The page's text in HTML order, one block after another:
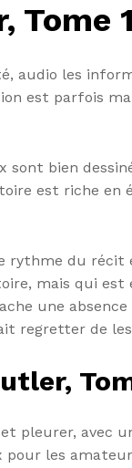
Tome
audio les
est parfois
sont bien
est riche
rythme du
mais qui
une
regretter de
pleurer, avec
les